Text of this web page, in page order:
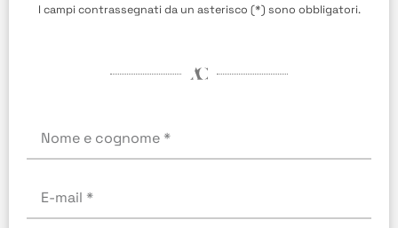
I campi contrassegnati da un asterisco (*) sono obbligatori.